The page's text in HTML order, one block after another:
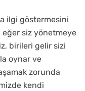
ilgi göstermesini
siz yönetmeye
birileri gelir sizi
oynar ve
zorunda
kendi